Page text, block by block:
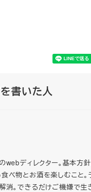
書いた人
webディレクター。基本方
べ物とお酒を楽しむこと。
消。できるだけご機嫌で生